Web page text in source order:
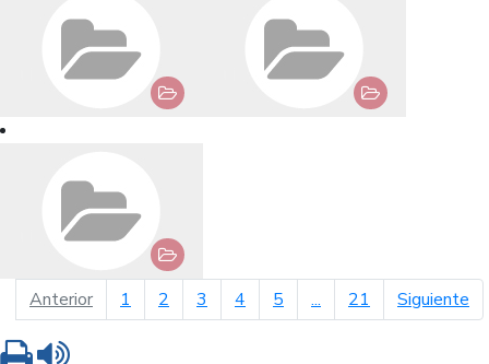
Anteriorpágina anterior
1 2 3 4 5 ... 21 Siguiente
Imprimir